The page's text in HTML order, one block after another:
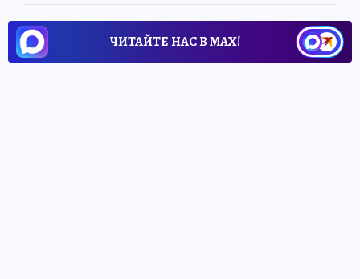
ЧИТАЙТЕ НАС В МАХ!